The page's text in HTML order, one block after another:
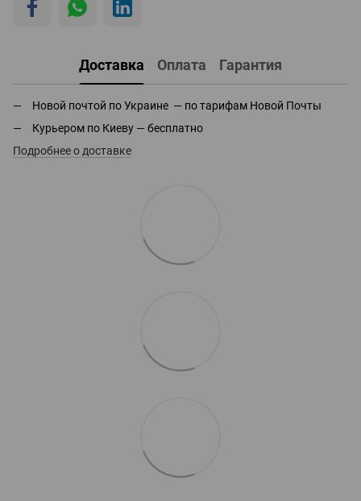
Доставка Оплата Гарантия
Новой почтой по Украине — по тарифам Новой Почты
Курьером по Киеву — бесплатно
Подробнее о доставке